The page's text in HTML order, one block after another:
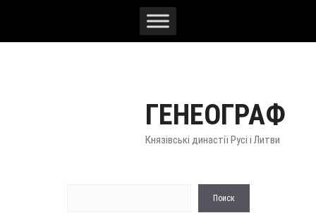
ГЕНЕОГРАФ
Князівські династії Русі і Литви
Поиск